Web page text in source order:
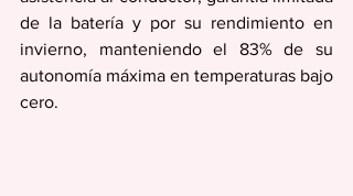
de la batería y por su rendimiento en
invierno, manteniendo el 83% de su
autonomía máxima en temperaturas bajo
cero.